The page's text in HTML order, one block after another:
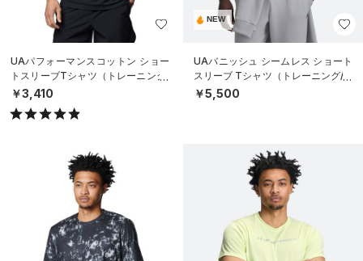
UAパフォーマンスコットン ショー
トスリーブTシャツ（トレーニング/
MEN）
￥3,410
NEW
UAバニッシュ シームレス ショート
スリーブ Tシャツ（トレーニング/M
EN）
￥5,500